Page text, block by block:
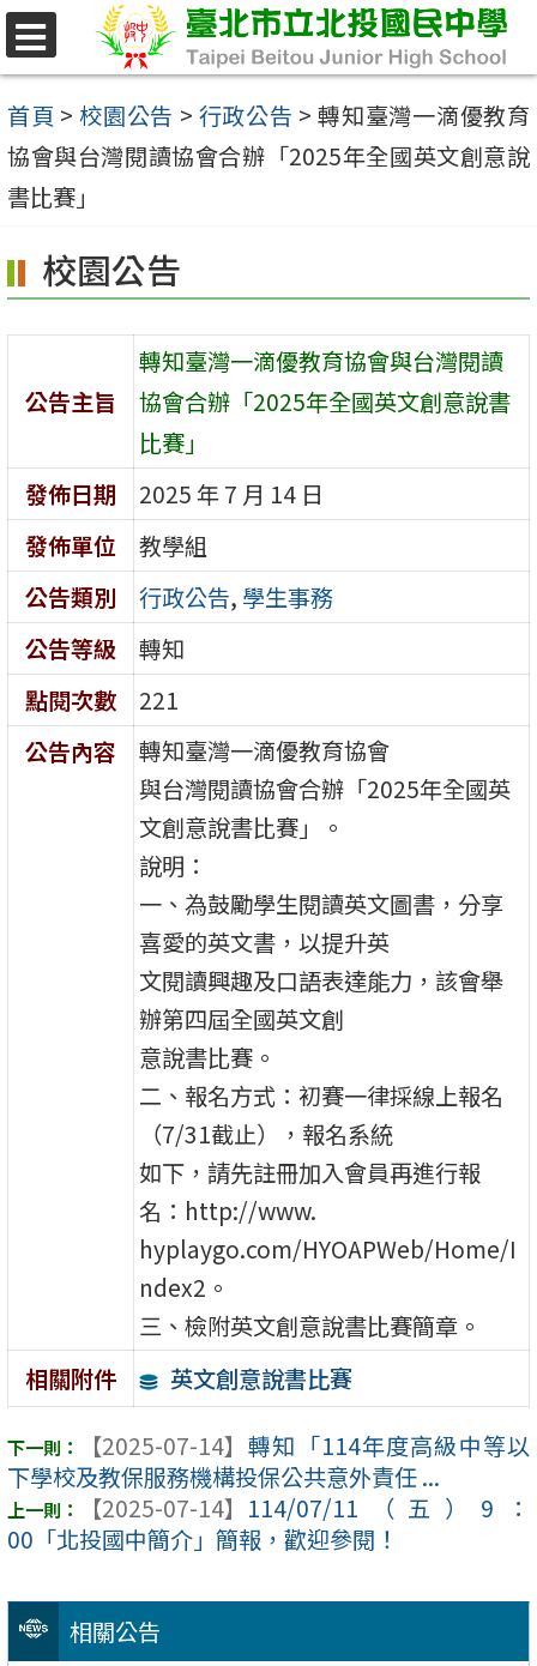
跳
至
主
要
內
區
首頁 > 校園公告 > 行政公告 > 轉知臺灣一滴優教育
協會與台灣閱讀協會合辦「2025年全國英文創意說
書比賽」
相關公告
校園公告
公告主旨
轉知臺灣一滴優教育協會與台灣閱讀
協會合辦「2025年全國英文創意說書
比賽」
發佈日期
2025 年 7 月 14 日
發佈單位
教學組
公告類別
行政公告, 學生事務
公告等級
轉知
點閱次數
221
公告內容
轉知臺灣一滴優教育協會
與台灣閱讀協會合辦「2025年全國英
文創意說書比賽」。
說明：
一、為鼓勵學生閱讀英文圖書，分享
喜愛的英文書，以提升英
文閱讀興趣及口語表達能力，該會舉
辦第四屆全國英文創
意說書比賽。
二、報名方式：初賽一律採線上報名
（7/31截止），報名系統
如下，請先註冊加入會員再進行報
名：http://www.
hyplaygo.com/HYOAPWeb/Home/I
ndex2。
三、檢附英文創意說書比賽簡章。
相關附件
英文創意說書比賽
【2025-07-14】 轉知「114年度高級中等以
下學校及教保服務機構投保公共意外責任 ...
【2025-07-14】 114/07/11（五）9：
00「北投國中簡介」簡報，歡迎參閱！
選
單